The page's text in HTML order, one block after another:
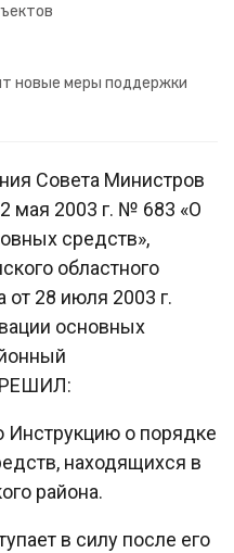
новые меры поддержки
Совета Министров
мая 2003 г. № 683 «О
средств»,
областного
от 28 июля 2003 г.
основных
РЕШИЛ:
Инструкцию о порядке
находящихся в
района.
в силу после его